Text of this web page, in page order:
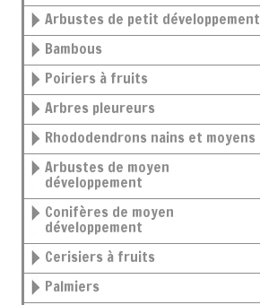
Arbustes de petit développement
Bambous
Poiriers à fruits
Arbres pleureurs
Rhododendrons nains et moyens
Arbustes de moyen
développement
Conifères de moyen
développement
Cerisiers à fruits
Palmiers